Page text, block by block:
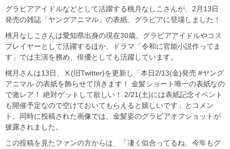
グラビアアイドルなどとして活躍する桃月なしこさんが、2月13日
発売の雑誌「ヤングアニマル」の表紙、グラビアに登場しました！
桃月なしこさんは愛知県出身の現在30歳。グラビアアイドルやコス
プレイヤーとして活躍するほか、ドラマ「令和に官能小説作ってま
す」では主演を務め、俳優としても活躍しています。
桃月さんは13日、Ⅹ(旧Twitter)を更新し「本日2/13(金)発売 #ヤング
アニマル の表紙を飾らせて頂きます！ 金髪ショート唯一の表紙なの
で激レア！ 絶対ゲットして欲しい！ 2/21(土)には表紙記念イベント
も開催予定なので空けておいてもらえると嬉しいです」とコメン
ト。同時に投稿された画像では、金髪姿のグラビアオフショットが
披露されました。
この投稿を見たファンの方からは、「凄く似合ってるね、今年もグ